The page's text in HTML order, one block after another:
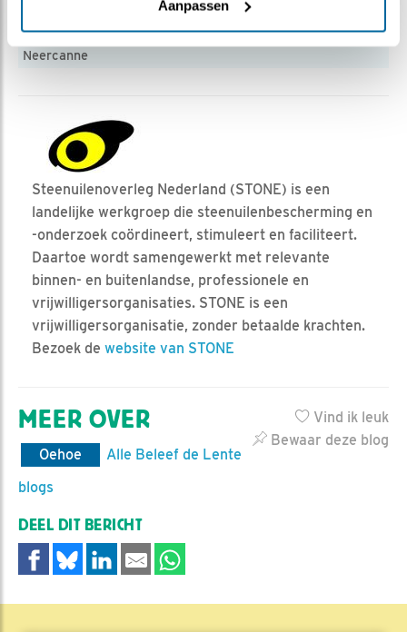
Aanpassen
Uitzicht over de Jekervallei met rechts Château
Neercanne
Steenuilenoverleg Nederland (STONE) is een
landelijke werkgroep die steenuilenbescherming en
-onderzoek coördineert, stimuleert en faciliteert.
Daartoe wordt samengewerkt met relevante
binnen- en buitenlandse, professionele en
vrijwilligersorganisaties. STONE is een
vrijwilligersorganisatie, zonder betaalde krachten.
Bezoek de website van STONE
Vind ik leuk
Bewaar deze blog
MEER OVER
Oehoe
Alle Beleef de Lente
blogs
DEEL DIT BERICHT